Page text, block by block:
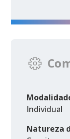
Individual
Natureza